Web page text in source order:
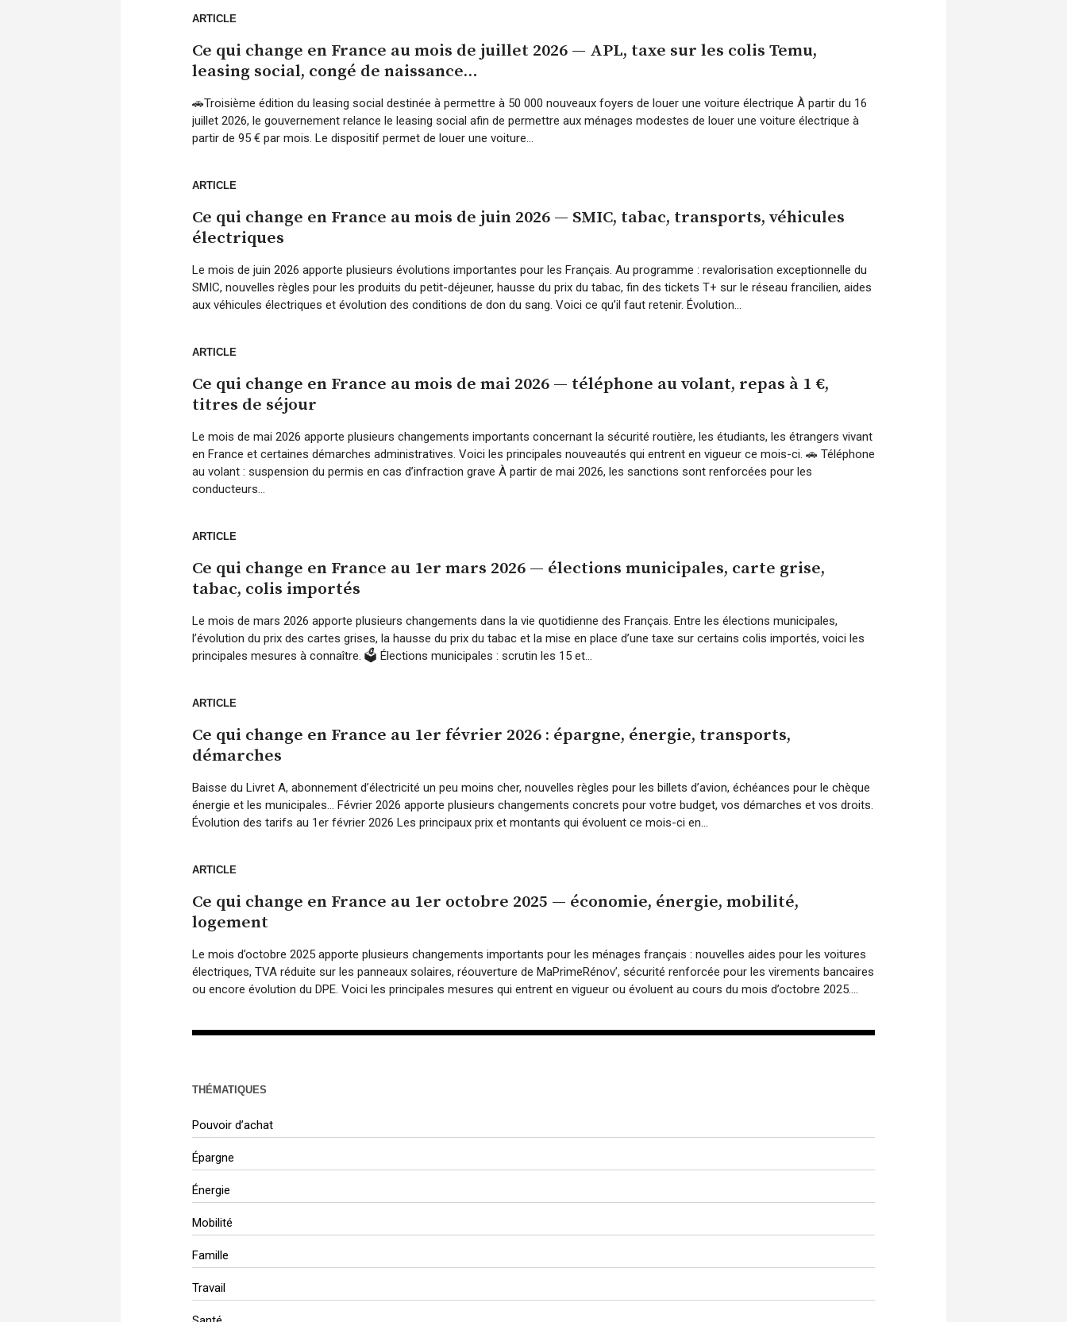
ARTICLE
Ce qui change en France au mois de juillet 2026 — APL, taxe sur les colis Temu,
leasing social, congé de naissance…
🚗Troisième édition du leasing social destinée à permettre à 50 000 nouveaux foyers de louer une voiture électrique À partir du 16
juillet 2026, le gouvernement relance le leasing social afin de permettre aux ménages modestes de louer une voiture électrique à
partir de 95 € par mois. Le dispositif permet de louer une voiture...
ARTICLE
Ce qui change en France au mois de juin 2026 — SMIC, tabac, transports, véhicules
électriques
Le mois de juin 2026 apporte plusieurs évolutions importantes pour les Français. Au programme : revalorisation exceptionnelle du
SMIC, nouvelles règles pour les produits du petit-déjeuner, hausse du prix du tabac, fin des tickets T+ sur le réseau francilien, aides
aux véhicules électriques et évolution des conditions de don du sang. Voici ce qu’il faut retenir. Évolution...
ARTICLE
Ce qui change en France au mois de mai 2026 — téléphone au volant, repas à 1 €,
titres de séjour
Le mois de mai 2026 apporte plusieurs changements importants concernant la sécurité routière, les étudiants, les étrangers vivant
en France et certaines démarches administratives. Voici les principales nouveautés qui entrent en vigueur ce mois-ci. 🚗 Téléphone
au volant : suspension du permis en cas d’infraction grave À partir de mai 2026, les sanctions sont renforcées pour les
conducteurs...
ARTICLE
Ce qui change en France au 1er mars 2026 — élections municipales, carte grise,
tabac, colis importés
Le mois de mars 2026 apporte plusieurs changements dans la vie quotidienne des Français. Entre les élections municipales,
l’évolution du prix des cartes grises, la hausse du prix du tabac et la mise en place d’une taxe sur certains colis importés, voici les
principales mesures à connaître. 🗳️ Élections municipales : scrutin les 15 et...
ARTICLE
Ce qui change en France au 1er février 2026 : épargne, énergie, transports,
démarches
Baisse du Livret A, abonnement d’électricité un peu moins cher, nouvelles règles pour les billets d’avion, échéances pour le chèque
énergie et les municipales… Février 2026 apporte plusieurs changements concrets pour votre budget, vos démarches et vos droits.
Évolution des tarifs au 1er février 2026 Les principaux prix et montants qui évoluent ce mois-ci en...
ARTICLE
Ce qui change en France au 1er octobre 2025 — économie, énergie, mobilité,
logement
Le mois d’octobre 2025 apporte plusieurs changements importants pour les ménages français : nouvelles aides pour les voitures
électriques, TVA réduite sur les panneaux solaires, réouverture de MaPrimeRénov’, sécurité renforcée pour les virements bancaires
ou encore évolution du DPE. Voici les principales mesures qui entrent en vigueur ou évoluent au cours du mois d’octobre 2025....
THÉMATIQUES
Pouvoir d’achat
Épargne
Énergie
Mobilité
Famille
Travail